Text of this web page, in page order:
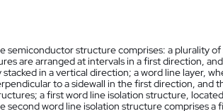
structure comprises: a plurality of
are arranged at intervals in a first direction,
in a vertical direction; a word line layer,
to a sidewall in the first direction, and
a first word line isolation structure,
word line isolation structure comprises a